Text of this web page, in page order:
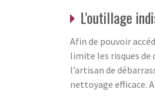
L'outillage
Afin de pouvoir
limite les risques de
l’artisan de
nettoyage efficace.